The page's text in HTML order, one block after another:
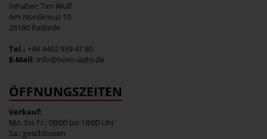
Inhaber: Tim Wulf
Am Nordkreuz 10
26180 Rastede
Tel.: +49 4402 939 47 80
E-Mail: info@horn-auto.de
ÖFFNUNGSZEITEN
Verkauf:
Mo. bis Fr.: 09:00 bis 18:00 Uhr
Sa.: geschlossen